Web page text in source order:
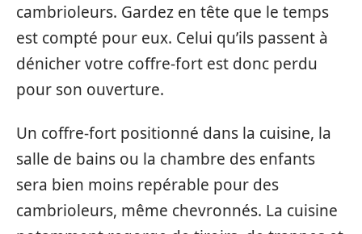
cambrioleurs. Gardez en tête que le temps
est compté pour eux. Celui qu’ils passent à
dénicher votre coffre-fort est donc perdu
pour son ouverture.
Un coffre-fort positionné dans la cuisine, la
salle de bains ou la chambre des enfants
sera bien moins repérable pour des
cambrioleurs, même chevronnés. La cuisine